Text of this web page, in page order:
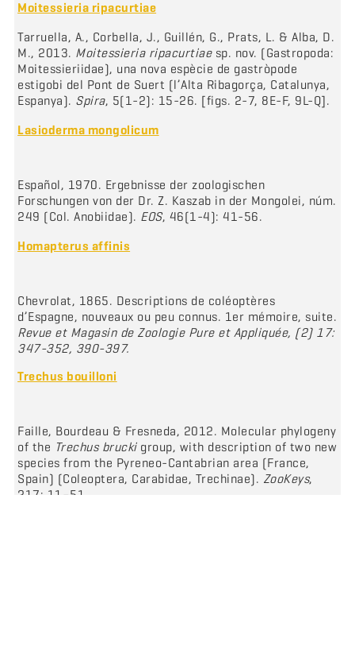
Moitessieria ripacurtiae
Tarruella, A., Corbella, J., Guillén, G., Prats, L. & Alba, D.
M., 2013. Moitessieria ripacurtiaesp. nov. (Gastropoda:
Moitessieriidae), una nova espècie de gastròpode
estigobi del Pont de Suert (l’Alta Ribagorça, Catalunya,
Espanya). Spira, 5(1-2): 15-26. [figs. 2-7, 8E-F, 9L-Q].
Lasioderma mongolicum
Español, 1970. Ergebnisse der zoologischen
Forschungen von der Dr. Z. Kaszab in der Mongolei, núm.
249 (Col. Anobiidae). EOS, 46(1-4): 41-56.
Homapterus affinis
Chevrolat, 1865. Descriptions de coléoptères
d’Espagne, nouveaux ou peu connus. 1er mémoire, suite.
Revue et Magasin de Zoologie Pure et Appliquée, (2) 17:
347-352, 390-397.
Trechus bouilloni
Faille, Bourdeau & Fresneda, 2012. Molecular phylogeny
of the Trechus bruckigroup, with description of two new
species from the Pyreneo-Cantabrian area (France,
Spain) (Coleoptera, Carabidae, Trechinae). ZooKeys,
217: 11–51.